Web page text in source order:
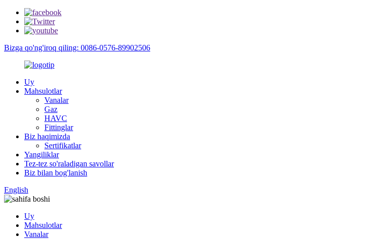
Bizga qo'ng'iroq qiling: 0086-0576-89902506
Uy
Mahsulotlar
Vanalar
Gaz
HAVC
Fittinglar
Biz haqimizda
Sertifikatlar
Yangiliklar
Tez-tez so'raladigan savollar
Biz bilan bog'lanish
English
Uy
Mahsulotlar
Vanalar